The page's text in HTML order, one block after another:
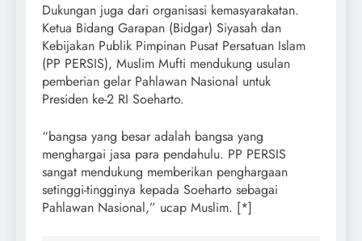
Dukungan juga dari organisasi kemasyarakatan.
Ketua Bidang Garapan (Bidgar) Siyasah dan
Kebijakan Publik Pimpinan Pusat Persatuan Islam
(PP PERSIS), Muslim Mufti mendukung usulan
pemberian gelar Pahlawan Nasional untuk
Presiden ke-2 RI Soeharto.
“bangsa yang besar adalah bangsa yang
menghargai jasa para pendahulu. PP PERSIS
sangat mendukung memberikan penghargaan
setinggi-tingginya kepada Soeharto sebagai
Pahlawan Nasional,” ucap Muslim. [*]